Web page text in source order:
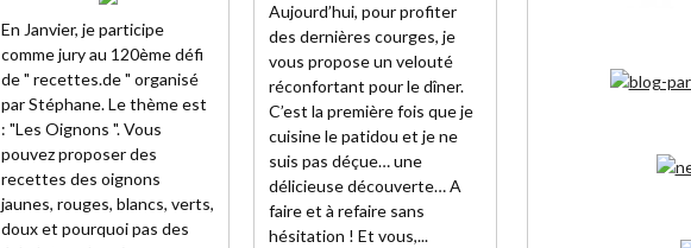
Aujourd’hui, pour profiter
des dernières courges, je
vous propose un velouté
réconfortant pour le dîner.
C’est la première fois que je
cuisine le patidou et je ne
suis pas déçue… une
délicieuse découverte… A
faire et à refaire sans
hésitation ! Et vous,...
En Janvier, je participe
comme jury au 120ème défi
de " recettes.de " organisé
par Stéphane. Le thème est
: "Les Oignons ". Vous
pouvez proposer des
recettes des oignons
jaunes, rouges, blancs, verts,
doux et pourquoi pas des